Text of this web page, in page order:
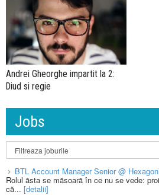
Andrei Gheorghe impartit la 2:
Diud si regie
Jobs
BTL Account Manager Senior @
Rolul ăsta se măsoară în ce nu se vede:
că... [detalii]